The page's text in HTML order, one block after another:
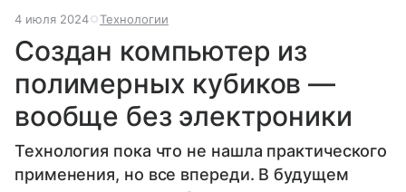
4 июля 2024 Технологии
Создан компьютер из
полимерных кубиков —
вообще без электроники
Технология пока что не нашла практического
применения, но все впереди. В будущем